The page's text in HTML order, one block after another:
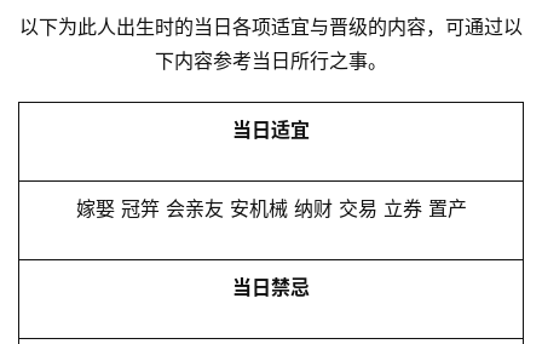
以下为此人出生时的当日各项适宜与晋级的内容，可通过以
下内容参考当日所行之事。
当日适宜
嫁娶 冠笄 会亲友 安机械 纳财 交易 立券 置产
当日禁忌